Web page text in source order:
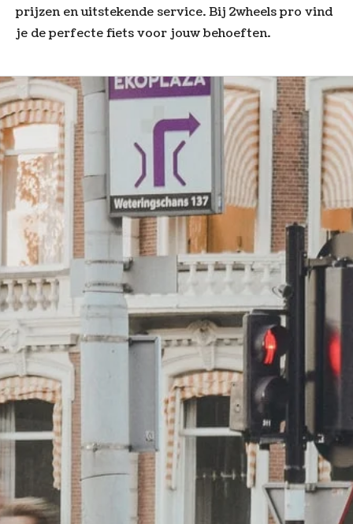
prijzen en uitstekende service. Bij 2wheels pro vind
je de perfecte fiets voor jouw behoeften.